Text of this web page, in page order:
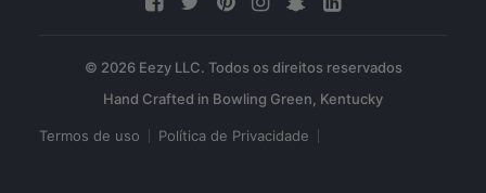
© 2026 Eezy LLC. Todos os direitos reservados
Termos de uso Política de Privacidade